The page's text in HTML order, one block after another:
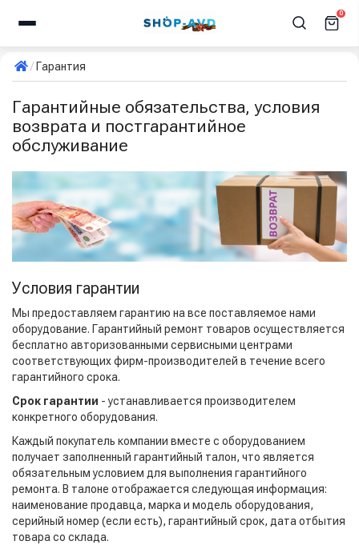
0
Гарантия
Гарантийные обязательства, условия
возврата и постгарантийное
обслуживание
Условия гарантии
Мы предоставляем гарантию на все поставляемое нами
оборудование. Гарантийный ремонт товаров осуществляется
бесплатно авторизованными сервисными центрами
соответствующих фирм-производителей в течение всего
гарантийного срока.
Срок гарантии - устанавливается производителем
конкретного оборудования.
Каждый покупатель компании вместе с оборудованием
получает заполненный гарантийный талон, что является
обязательным условием для выполнения гарантийного
ремонта. В талоне отображается следующая информация:
наименование продавца, марка и модель оборудования,
серийный номер (если есть), гарантийный срок, дата отбытия
товара со склада.